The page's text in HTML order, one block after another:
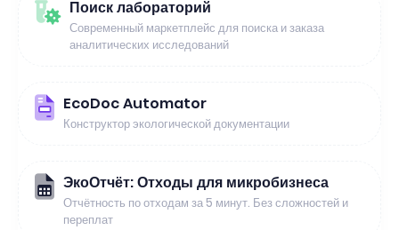
Поиск лабораторий
Современный маркетплейс для поиска и заказа
аналитических исследований
EcoDoc Automator
Конструктор экологической документации
ЭкоОтчёт: Отходы для микробизнеса
Отчётность по отходам за 5 минут. Без сложностей и
переплат